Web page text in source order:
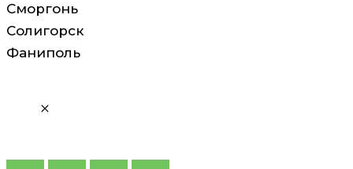
Сморгонь
Солигорск
Фаниполь